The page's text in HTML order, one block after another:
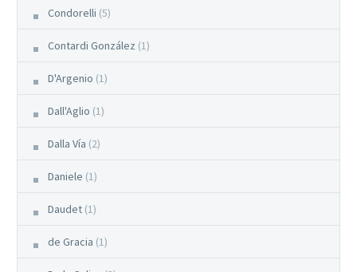
Condorelli (5)
Contardi González (1)
D'Argenio (1)
Dall'Aglio (1)
Dalla Vía (2)
Daniele (1)
Daudet (1)
de Gracia (1)